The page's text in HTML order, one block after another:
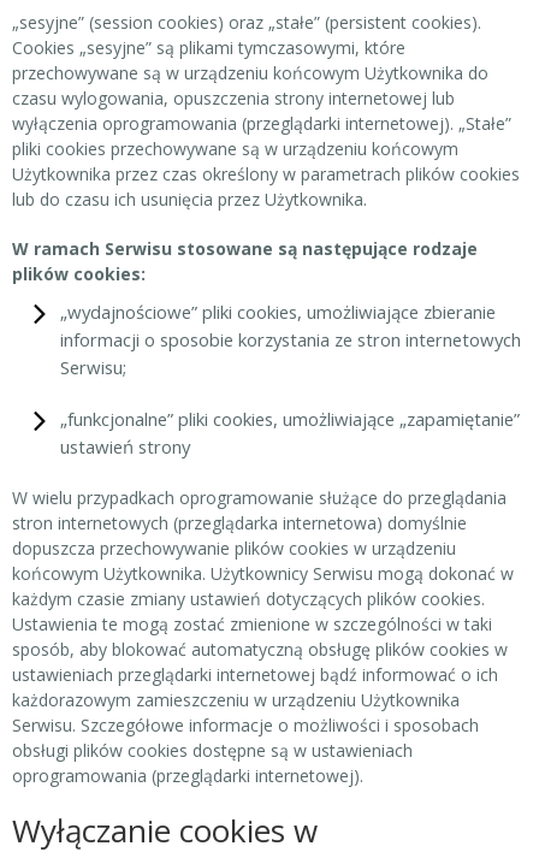
„sesyjne” (session cookies) oraz „stałe” (persistent cookies).
Cookies „sesyjne” są plikami tymczasowymi, które
przechowywane są w urządzeniu końcowym Użytkownika do
czasu wylogowania, opuszczenia strony internetowej lub
wyłączenia oprogramowania (przeglądarki internetowej). „Stałe”
pliki cookies przechowywane są w urządzeniu końcowym
Użytkownika przez czas określony w parametrach plików cookies
lub do czasu ich usunięcia przez Użytkownika.
W ramach Serwisu stosowane są następujące rodzaje
plików cookies:
„wydajnościowe” pliki cookies, umożliwiające zbieranie
informacji o sposobie korzystania ze stron internetowych
Serwisu;
„funkcjonalne” pliki cookies, umożliwiające „zapamiętanie”
ustawień strony
W wielu przypadkach oprogramowanie służące do przeglądania
stron internetowych (przeglądarka internetowa) domyślnie
dopuszcza przechowywanie plików cookies w urządzeniu
końcowym Użytkownika. Użytkownicy Serwisu mogą dokonać w
każdym czasie zmiany ustawień dotyczących plików cookies.
Ustawienia te mogą zostać zmienione w szczególności w taki
sposób, aby blokować automatyczną obsługę plików cookies w
ustawieniach przeglądarki internetowej bądź informować o ich
każdorazowym zamieszczeniu w urządzeniu Użytkownika
Serwisu. Szczegółowe informacje o możliwości i sposobach
obsługi plików cookies dostępne są w ustawieniach
oprogramowania (przeglądarki internetowej).
Wyłączanie cookies w